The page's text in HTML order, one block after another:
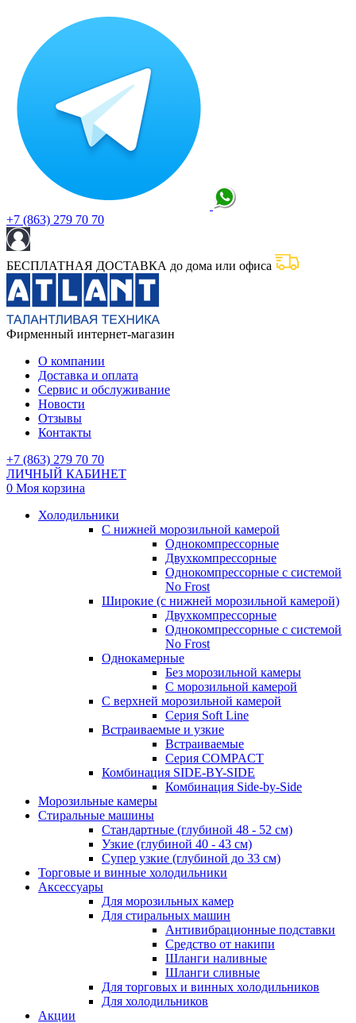
+7 (863) 279 70 70
БЕСПЛАТНАЯ ДОСТАВКА до дома или офиса
Фирменный интернет-магазин
О компании
Доставка и оплата
Сервис и обслуживание
Новости
Отзывы
Контакты
+7 (863) 279 70 70
ЛИЧНЫЙ КАБИНЕТ
0 Моя корзина
Холодильники
С нижней морозильной камерой
Однокомпрессорные
Двухкомпрессорные
Однокомпрессорные с системой
No Frost
Широкие (с нижней морозильной камерой)
Двухкомпрессорные
Однокомпрессорные с системой
No Frost
Однокамерные
Без морозильной камеры
С морозильной камерой
С верхней морозильной камерой
Серия Soft Line
Встраиваемые и узкие
Встраиваемые
Серия СOMPACT
Комбинация SIDE-BY-SIDE
Комбинация Side-by-Side
Морозильные камеры
Стиральные машины
Стандартные (глубиной 48 - 52 см)
Узкие (глубиной 40 - 43 см)
Супер узкие (глубиной до 33 см)
Торговые и винные холодильники
Аксессуары
Для морозильных камер
Для стиральных машин
Антивибрационные подставки
Средство от накипи
Шланги наливные
Шланги сливные
Для торговых и винных холодильников
Для холодильников
Акции